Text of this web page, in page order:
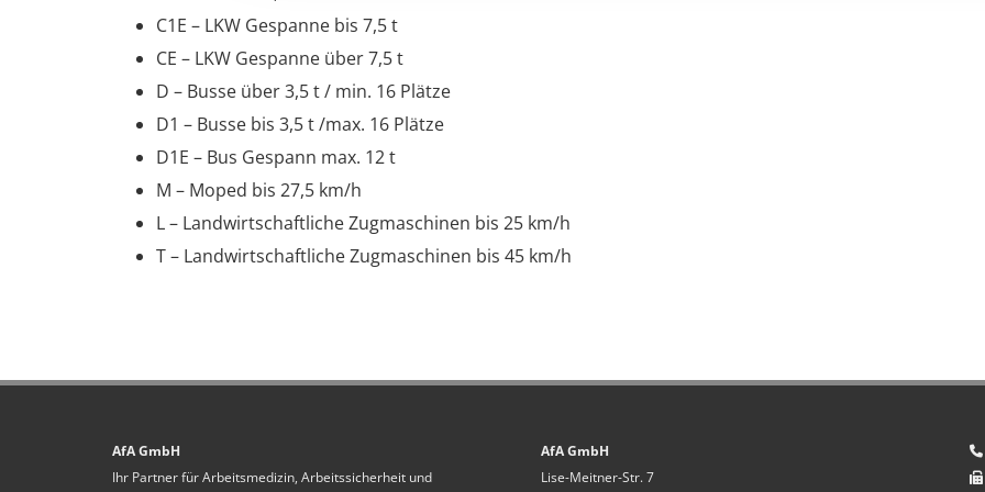
C1E – LKW Gespanne bis 7,5 t
CE – LKW Gespanne über 7,5 t
D – Busse über 3,5 t / min. 16 Plätze
D1 – Busse bis 3,5 t /max. 16 Plätze
D1E – Bus Gespann max. 12 t
M – Moped bis 27,5 km/h
L – Landwirtschaftliche Zugmaschinen bis 25 km/h
T – Landwirtschaftliche Zugmaschinen bis 45 km/h
AfA GmbH
Ihr Partner für Arbeitsmedizin, Arbeitssicherheit und
AfA GmbH
Lise-Meitner-Str. 7

